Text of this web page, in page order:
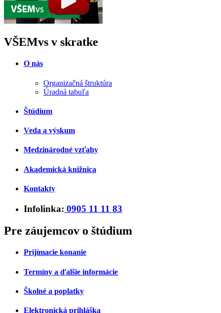
VŠEMvs v skratke
O nás
Organizačná štruktúra
Úradná tabuľa
Štúdium
Veda a výskum
Medzinárodné vzťahy
Akademická knižnica
Kontakty
Infolinka: 0905 11 11 83
Pre záujemcov o štúdium
Prijímacie konanie
Termíny a ďalšie informácie
Školné a poplatky
Elektronická prihláška